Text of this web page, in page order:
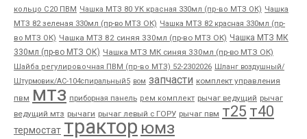
кольцо С20 ПВМ Чашка МТЗ 80 УК красная 330мл (пр-во МТЗ ОК) Чашка
МТЗ 82 зеленая 330мл (пр-во МТЗ ОК) Чашка МТЗ 82 красная 330мл (пр-
во МТЗ ОК) Чашка МТЗ 82 синяя 330мл (пр-во МТЗ ОК) Чашка МТЗ МК
330мл (пр-во МТЗ ОК) Чашка МТЗ МК синяя 330мл (пр-во МТЗ ОК)
Шайба регулировочная ПВМ (пр-во МТЗ) 52-2302026 Шланг воздушный/
Штурмовик/АС-104спиральный5 вом запчасти комплект управления
пвм мтз приборная панель рем комплект рычаг ведущий рычаг
ведущий мтз рычаги рычаг левый с ГОРУ рычаг пвм т25 т40
термостат трактор юмз